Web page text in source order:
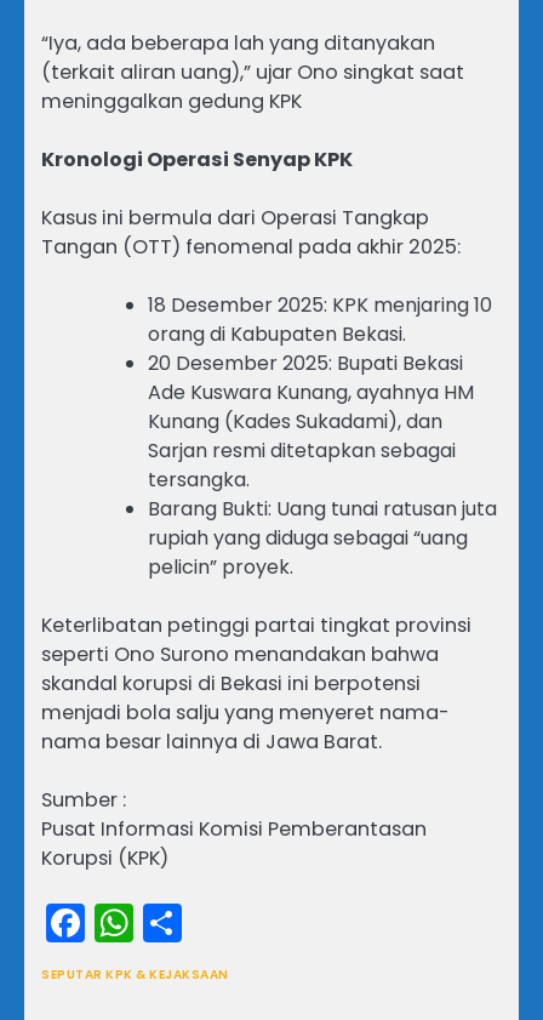
“Iya, ada beberapa lah yang ditanyakan
(terkait aliran uang),” ujar Ono singkat saat
meninggalkan gedung KPK
Kronologi Operasi Senyap KPK
Kasus ini bermula dari Operasi Tangkap
Tangan (OTT) fenomenal pada akhir 2025:
18 Desember 2025: KPK menjaring 10
orang di Kabupaten Bekasi.
20 Desember 2025: Bupati Bekasi
Ade Kuswara Kunang, ayahnya HM
Kunang (Kades Sukadami), dan
Sarjan resmi ditetapkan sebagai
tersangka.
Barang Bukti: Uang tunai ratusan juta
rupiah yang diduga sebagai “uang
pelicin” proyek.
Keterlibatan petinggi partai tingkat provinsi
seperti Ono Surono menandakan bahwa
skandal korupsi di Bekasi ini berpotensi
menjadi bola salju yang menyeret nama-
nama besar lainnya di Jawa Barat.
Sumber :
Pusat Informasi Komisi Pemberantasan
Korupsi (KPK)
Facebook
WhatsApp
SEPUTAR KPK & KEJAKSAAN